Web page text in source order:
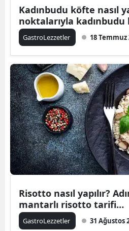
Kadınbudu köfte nasıl
noktalarıyla
GastroLezzetler 18 Temmuz
Risotto nasıl yapılır?
mantarlı risotto tarifi…
GastroLezzetler 31 Ağustos